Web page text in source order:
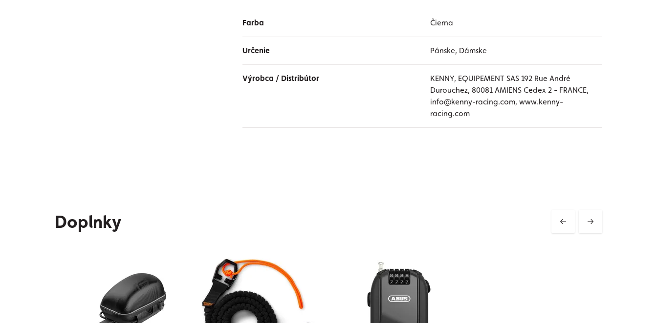
Farba Čierna
Určenie Pánske, Dámske
Výrobca / Distribútor
KENNY, EQUIPEMENT SAS 192 Rue André
Durouchez, 80081 AMIENS Cedex 2 - FRANCE,
info@kenny-racing.com, www.kenny-
racing.com
Doplnky